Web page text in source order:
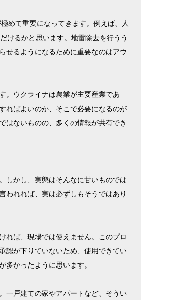
めて重要になってきます。例えば、人
けるかと思います。地雷除去を行うう
せるようになるために重要なのはアウ
。ウクライナは農業が主要産業であ
ればよいのか、そこで必要になるのが
はないものの、多くの情報が共有でき
しかし、実態はそんなに甘いものでは
われれば、実は必ずしもそうではあり
れば、現場では使えません。このプロ
認が下りていないため、使用できてい
かったように思います。
一戸建ての家やアパートなど、そうい